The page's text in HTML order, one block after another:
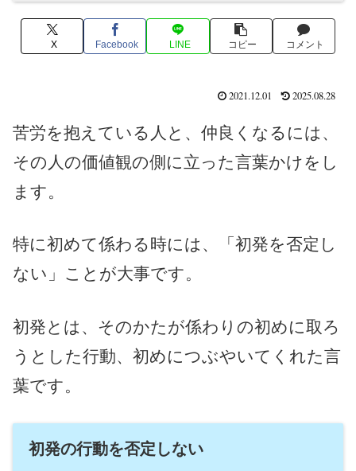
X Facebook LINE コピー コメント
2021.12.01 2025.08.28
苦労を抱えている人と、仲良くなるには、
その人の価値観の側に立った言葉かけをし
ます。
特に初めて係わる時には、「初発を否定し
ない」ことが大事です。
初発とは、そのかたが係わりの初めに取ろ
うとした行動、初めにつぶやいてくれた言
葉です。
初発の行動を否定しない